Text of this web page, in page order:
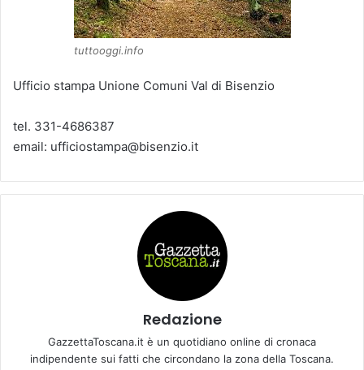
tuttooggi.info
Ufficio stampa Unione Comuni Val di Bisenzio
tel. 331-4686387
email: ufficiostampa@bisenzio.it
Redazione
GazzettaToscana.it è un quotidiano online di cronaca
indipendente sui fatti che circondano la zona della Toscana.